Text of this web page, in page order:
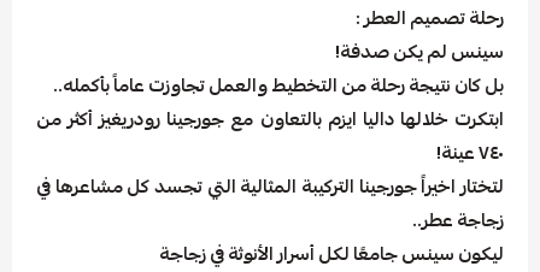
رحلة تصميم العطر :
سينس لم يكن صدفة!
بل كان نتيجة رحلة من التخطيط والعمل تجاوزت عاماً بأكمله..
ابتكرت خلالها داليا ايزم بالتعاون مع جورجينا رودريغيز أكثر من
٧٤٠ عينة!
لتختار اخيراً جورجينا التركيبة المثالية التي تجسد كل مشاعرها في
زجاجة عطر..
ليكون سينس جامعًا لكل أسرار الأنوثة في زجاجة